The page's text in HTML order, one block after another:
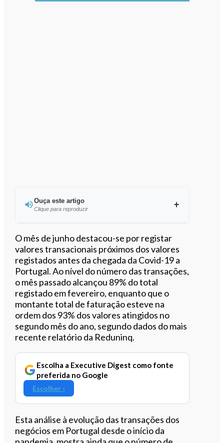
Ouça este artigo
Clique para reproduzir
Ouvir este artigo
O mês de junho destacou-se por registar
valores transacionais próximos dos valores
registados antes da chegada da Covid-19 a
Portugal. Ao nível do número das transações,
o mês passado alcançou 89% do total
registado em fevereiro, enquanto que o
montante total de faturação esteve na
ordem dos 93% dos valores atingidos no
segundo mês do ano, segundo dados do mais
recente relatório da Reduninq.
Escolha a Executive Digest como fonte
preferida no Google
Escolher ›
Esta análise à evolução das transações dos
negócios em Portugal desde o início da